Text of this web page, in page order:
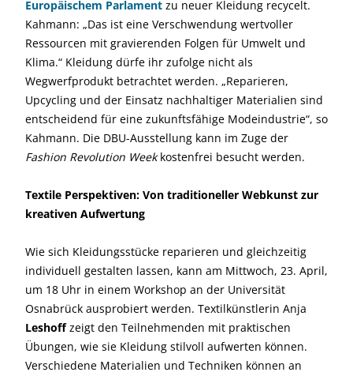
Europäischem Parlament zu neuer Kleidung recycelt.
Kahmann: „Das ist eine Verschwendung wertvoller
Ressourcen mit gravierenden Folgen für Umwelt und
Klima.“ Kleidung dürfe ihr zufolge nicht als
Wegwerfprodukt betrachtet werden. „Reparieren,
Upcycling und der Einsatz nachhaltiger Materialien sind
entscheidend für eine zukunftsfähige Modeindustrie“, so
Kahmann. Die DBU-Ausstellung kann im Zuge der
Fashion Revolution Weekkostenfrei besucht werden.
Textile Perspektiven: Von traditioneller Webkunst zur
kreativen Aufwertung
Wie sich Kleidungsstücke reparieren und gleichzeitig
individuell gestalten lassen, kann am Mittwoch, 23. April,
um 18 Uhr in einem Workshop an der Universität
Osnabrück ausprobiert werden. Textilkünstlerin Anja
Leshoffzeigt den Teilnehmenden mit praktischen
Übungen, wie sie Kleidung stilvoll aufwerten können.
Verschiedene Materialien und Techniken können an